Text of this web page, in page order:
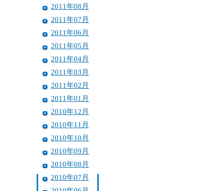
2011年08月
2011年07月
2011年06月
2011年05月
2011年04月
2011年03月
2011年02月
2011年01月
2010年12月
2010年11月
2010年10月
2010年09月
2010年08月
2010年07月